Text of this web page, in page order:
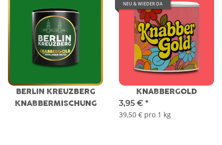
BERLIN KREUZBERG
KNABBERMISCHUNG
NEU & WIEDER DA
KNABBERGOLD
3,95 € *
39,50 € pro 1 kg